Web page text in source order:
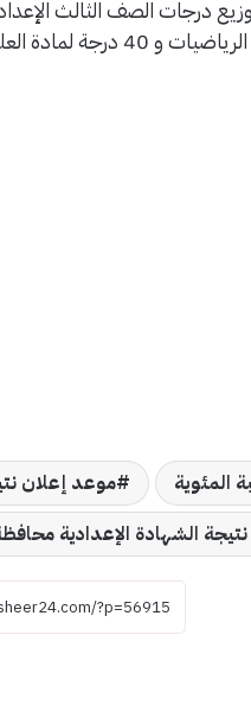
المئوية
موعد إعلان
الشهادة الإعدادية